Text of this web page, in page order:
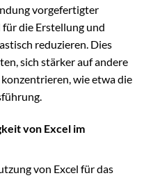
vorgefertigter
die Erstellung und
reduzieren. Dies
sich stärker auf andere
wie etwa die
von Excel im
von Excel für das